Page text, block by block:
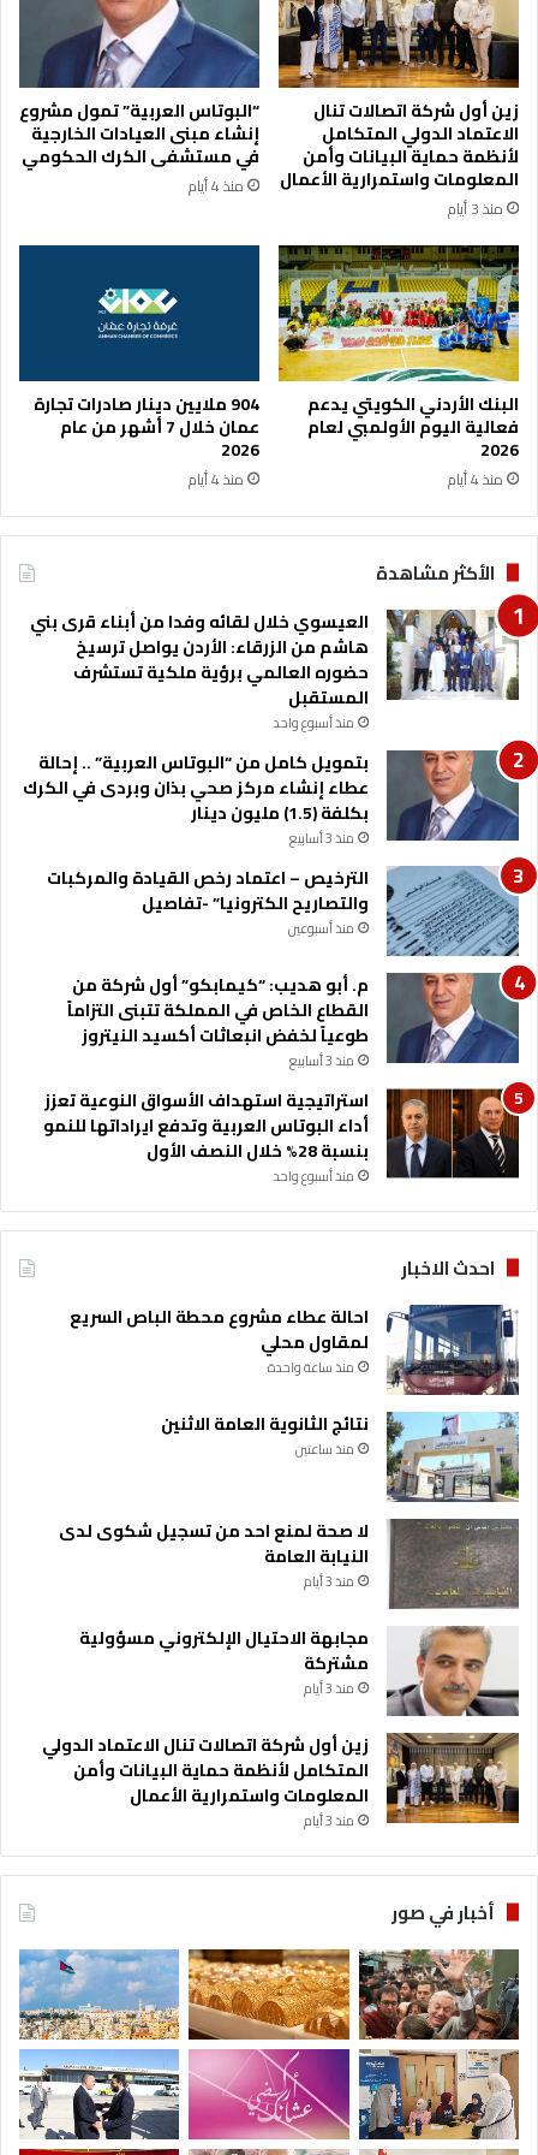
ل
ب
ن
ت
ه
م
ر
ن
ا
د
و
ز
و
ج
ه
ا
ب
م
ع
ي
ة
ا
ل
س
ي
ا
ح
ة
ا
ل
و
ا
ف
ة
زين أول شركة اتصالات تنال
الاعتماد الدولي المتكامل
لأنظمة حماية البيانات وأمن
المعلومات واستمرارية الأعمال
منذ 3 أيام
“البوتاس العربية” تمول مشروع
إنشاء مبنى العيادات الخارجية
في مستشفى الكرك الحكومي
منذ 4 أيام
البنك الأردني الكويتي يدعم
فعالية اليوم الأولمبي لعام
2026
منذ 4 أيام
904 ملايين دينار صادرات تجارة
عمان خلال 7 أشهر من عام
2026
منذ 4 أيام
الأكثر مشاهدة
العيسوي خلال لقائه وفدا من أبناء قرى بني
هاشم من الزرقاء: الأردن يواصل ترسيخ
حضوره العالمي برؤية ملكية تستشرف
المستقبل
منذ أسبوع واحد
بتمويل كامل من “البوتاس العربية” .. إحالة
عطاء إنشاء مركز صحي بذان وبردى في الكرك
بكلفة (1.5) مليون دينار
منذ 3 أسابيع
الترخيص – اعتماد رخص القيادة والمركبات
والتصاريح الكترونيا” -تفاصيل
منذ أسبوعين
م. أبو هديب: “كيمابكو” أول شركة من
القطاع الخاص في المملكة تتبنى التزاماً
طوعياً لخفض انبعاثات أكسيد النيتروز
منذ 3 أسابيع
استراتيجية استهداف الأسواق النوعية تعزز
أداء البوتاس العربية وتدفع ايراداتها للنمو
بنسبة 28% خلال النصف الأول
منذ أسبوع واحد
احدث الاخبار
احالة عطاء مشروع محطة الباص السريع
لمقاول محلي
منذ ساعة واحدة
نتائج الثانوية العامة الاثنين
منذ ساعتين
لا صحة لمنع احد من تسجيل شكوى لدى
النيابة العامة
منذ 3 أيام
مجابهة الاحتيال الإلكتروني مسؤولية
مشتركة
منذ 3 أيام
زين أول شركة اتصالات تنال الاعتماد الدولي
المتكامل لأنظمة حماية البيانات وأمن
المعلومات واستمرارية الأعمال
منذ 3 أيام
أخبار في صور